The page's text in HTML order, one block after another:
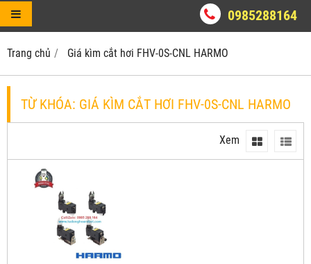
0985288164
Trang chủ Giá kìm cắt hơi FHV-0S-CNL HARMO
TỪ KHÓA: GIÁ KÌM CẮT HƠI FHV-0S-CNL HARMO
Xem